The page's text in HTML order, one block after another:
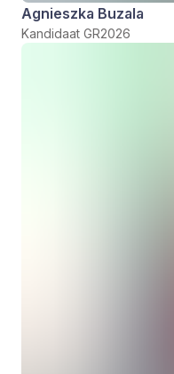
Agnieszka Buzala
Kandidaat GR2026